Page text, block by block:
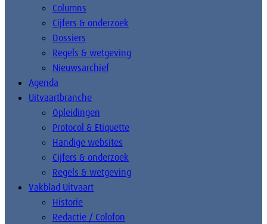
Columns
Cijfers & onderzoek
Dossiers
Regels & wetgeving
Nieuwsarchief
Agenda
Uitvaartbranche
Opleidingen
Protocol & Etiquette
Handige websites
Cijfers & onderzoek
Regels & wetgeving
Vakblad Uitvaart
Historie
Redactie / Colofon